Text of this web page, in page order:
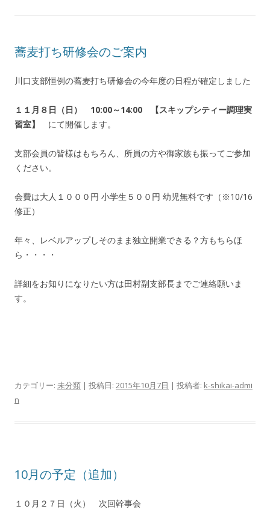
蕎麦打ち研修会のご案内
川口支部恒例の蕎麦打ち研修会の今年度の日程が確定しました
１１月８日（日） 10:00～14:00 【スキップシティー調理実
習室】 にて開催します。
支部会員の皆様はもちろん、所員の方や御家族も振ってご参加
ください。
会費は大人１０００円 小学生５００円 幼児無料です（※10/16
修正）
年々、レベルアップしそのまま独立開業できる？方もちらほ
ら・・・・
詳細をお知りになりたい方は田村副支部長までご連絡願いま
す。
カテゴリー: 未分類 | 投稿日: 2015年10月7日 | 投稿者: k-shikai-admi
n
10月の予定（追加）
１０月２７日（火） 次回幹事会